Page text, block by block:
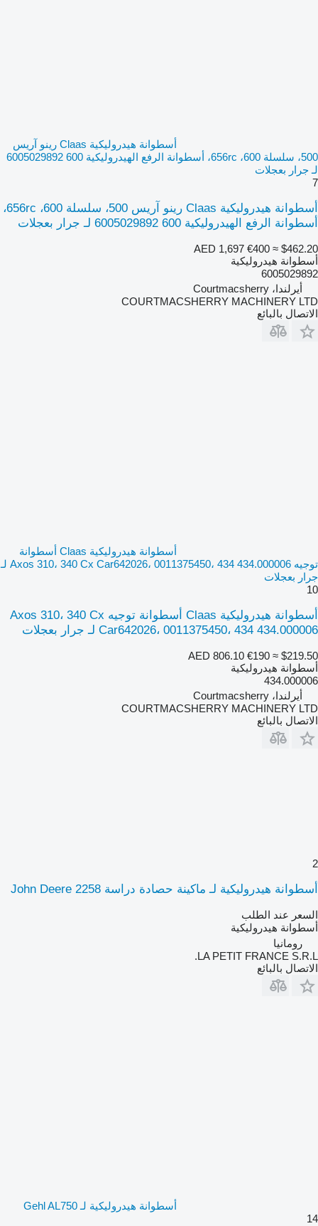
أسطوانة هيدروليكية Claas رينو آريس
500، سلسلة 600، 656rc، أسطوانة الرفع الهيدروليكية 600 6005029892
لـ جرار بعجلات
7
أسطوانة هيدروليكية Claas رينو آريس 500، سلسلة 600، 656rc،
أسطوانة الرفع الهيدروليكية 600 6005029892 لـ جرار بعجلات
AED 1,697 €400 ≈ $462.20
أسطوانة هيدروليكية
6005029892
أيرلندا، Courtmacsherry
COURTMACSHERRY MACHINERY LTD
الاتصال بالبائع
أسطوانة هيدروليكية Claas أسطوانة
توجيه Axos 310، 340 Cx Car642026، 0011375450، 434 434.000006 لـ
جرار بعجلات
10
أسطوانة هيدروليكية Claas أسطوانة توجيه Axos 310، 340 Cx
Car642026، 0011375450، 434 434.000006 لـ جرار بعجلات
AED 806.10 €190 ≈ $219.50
أسطوانة هيدروليكية
434.000006
أيرلندا، Courtmacsherry
COURTMACSHERRY MACHINERY LTD
الاتصال بالبائع
2
أسطوانة هيدروليكية لـ ماكينة حصادة دراسة John Deere 2258
السعر عند الطلب
أسطوانة هيدروليكية
رومانيا
LA PETIT FRANCE S.R.L.
الاتصال بالبائع
أسطوانة هيدروليكية لـ Gehl AL750
14